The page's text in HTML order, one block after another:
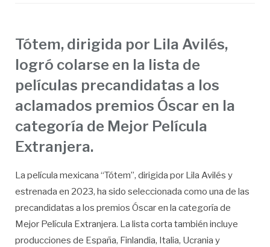
Tótem, dirigida por Lila Avilés,
logró colarse en la lista de
películas precandidatas a los
aclamados premios Óscar en la
categoría de Mejor Película
Extranjera.
La película mexicana “Tótem”, dirigida por Lila Avilés y
estrenada en 2023, ha sido seleccionada como una de las
precandidatas a los premios Óscar en la categoría de
Mejor Película Extranjera. La lista corta también incluye
producciones de España, Finlandia, Italia, Ucrania y